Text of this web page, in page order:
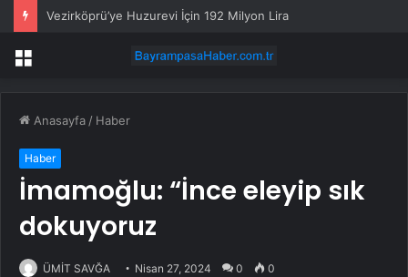
Vezirköprü’ye Huzurevi İçin 192 Milyon Lira
Menü
Anasayfa / Haber
Haber
İmamoğlu: “İnce eleyip sık
dokuyoruz
ÜMİT SAVĞA Nisan 27, 2024 0 0